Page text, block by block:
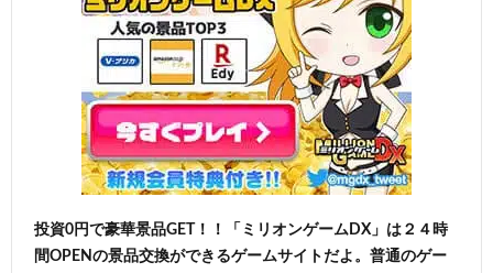
投資0円で豪華景品GET！！「ミリオンゲームDX」は２４時
間OPENの景品交換ができるゲームサイトだよ。普通のゲー